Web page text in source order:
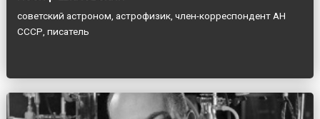
советский астроном, астрофизик, член-корреспондент АН
СССР, писатель